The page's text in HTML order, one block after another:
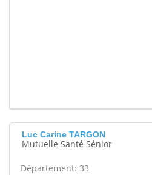
Luc Carine TARGON
Mutuelle Santé Sénior
Département: 33